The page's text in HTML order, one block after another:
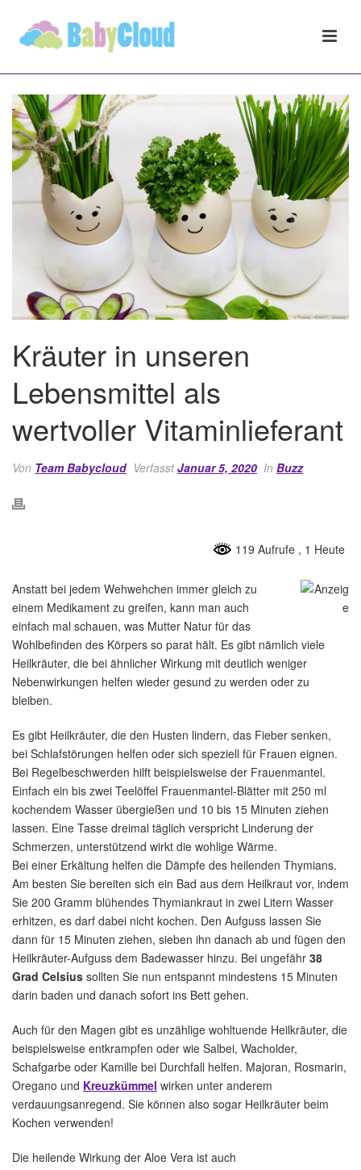
Kräuter in unseren
Lebensmittel als
wertvoller Vitaminlieferant
Von Team Babycloud VerfasstJanuar 5, 2020 In Buzz
119 Aufrufe , 1 Heute
Anstatt bei jedem Wehwehchen immer gleich zu
einem Medikament zu greifen, kann man auch
einfach mal schauen, was Mutter Natur für das
Wohlbefinden des Körpers so parat hält. Es gibt nämlich viele
Heilkräuter, die bei ähnlicher Wirkung mit deutlich weniger
Nebenwirkungen helfen wieder gesund zu werden oder zu
bleiben.
Es gibt Heilkräuter, die den Husten lindern, das Fieber senken,
bei Schlafstörungen helfen oder sich speziell für Frauen eignen.
Bei Regelbeschwerden hilft beispielsweise der Frauenmantel.
Einfach ein bis zwei Teelöffel Frauenmantel-Blätter mit 250 ml
kochendem Wasser übergießen und 10 bis 15 Minuten ziehen
lassen. Eine Tasse dreimal täglich verspricht Linderung der
Schmerzen, unterstützend wirkt die wohlige Wärme.
Bei einer Erkältung helfen die Dämpfe des heilenden Thymians.
Am besten Sie bereiten sich ein Bad aus dem Heilkraut vor, indem
Sie 200 Gramm blühendes Thymiankraut in zwei Litern Wasser
erhitzen, es darf dabei nicht kochen. Den Aufguss lassen Sie
dann für 15 Minuten ziehen, sieben ihn danach ab und fügen den
Heilkräuter-Aufguss dem Badewasser hinzu. Bei ungefähr 38
Grad Celsius sollten Sie nun entspannt mindestens 15 Minuten
darin baden und danach sofort ins Bett gehen.
Auch für den Magen gibt es unzählige wohltuende Heilkräuter, die
beispielsweise entkrampfen oder wie Salbei, Wacholder,
Schafgarbe oder Kamille bei Durchfall helfen. Majoran, Rosmarin,
Oregano und Kreuzkümmel wirken unter anderem
verdauungsanregend. Sie können also sogar Heilkräuter beim
Kochen verwenden!
Die heilende Wirkung der Aloe Vera ist auch